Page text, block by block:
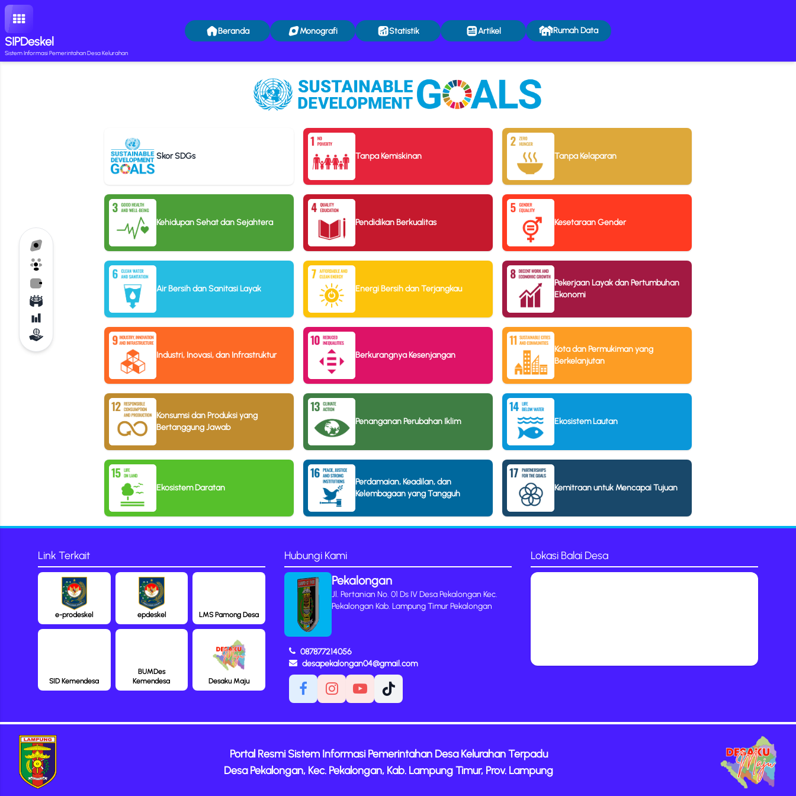
SIPDeskel
Sistem Informasi Pemerintahan Desa Kelurahan
Beranda Monografi Statistik Artikel Rumah Data
Skor SDGs Tanpa Kemiskinan Tanpa Kelaparan
Kehidupan Sehat dan Sejahtera Pendidikan Berkualitas Kesetaraan Gender
Air Bersih dan Sanitasi Layak Energi Bersih dan Terjangkau
Pekerjaan Layak dan Pertumbuhan
Ekonomi
Industri, Inovasi, dan Infrastruktur Berkurangnya Kesenjangan
Kota dan Permukiman yang
Berkelanjutan
Konsumsi dan Produksi yang
Bertanggung Jawab
Penanganan Perubahan Iklim Ekosistem Lautan
Ekosistem Daratan
Perdamaian, Keadilan, dan
Kelembagaan yang Tangguh
Kemitraan untuk Mencapai Tujuan
Link Terkait
e-prodeskel epdeskel LMS Pamong Desa
SID Kemendesa
BUMDes
Kemendesa
Desaku Maju
Hubungi Kami
Pekalongan
Jl. Pertanian No. 01 Ds IV Desa Pekalongan Kec.
Pekalongan Kab. Lampung Timur Pekalongan
087877214056
desapekalongan04@gmail.com
Lokasi Balai Desa
Portal Resmi Sistem Informasi Pemerintahan Desa Kelurahan Terpadu
Desa Pekalongan, Kec. Pekalongan, Kab. Lampung Timur, Prov. Lampung